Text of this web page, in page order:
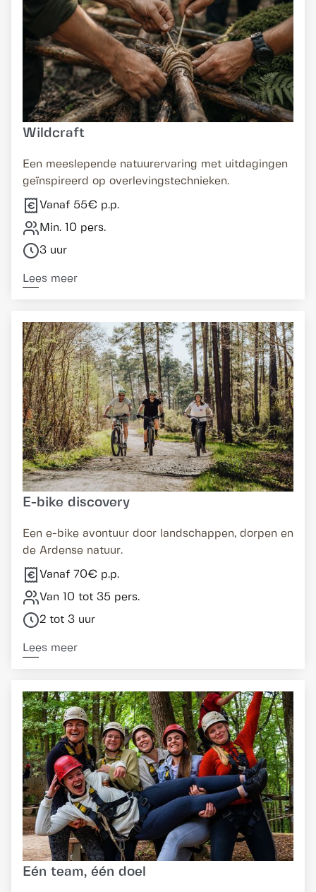
Wildcraft
Een meeslepende natuurervaring met uitdagingen
geïnspireerd op overlevingstechnieken.
Vanaf 55€ p.p.
Min. 10 pers.
3 uur
Lees meer
E-bike discovery
Een e-bike avontuur door landschappen, dorpen en
de Ardense natuur.
Vanaf 70€ p.p.
Van 10 tot 35 pers.
2 tot 3 uur
Lees meer
Eén team, één doel